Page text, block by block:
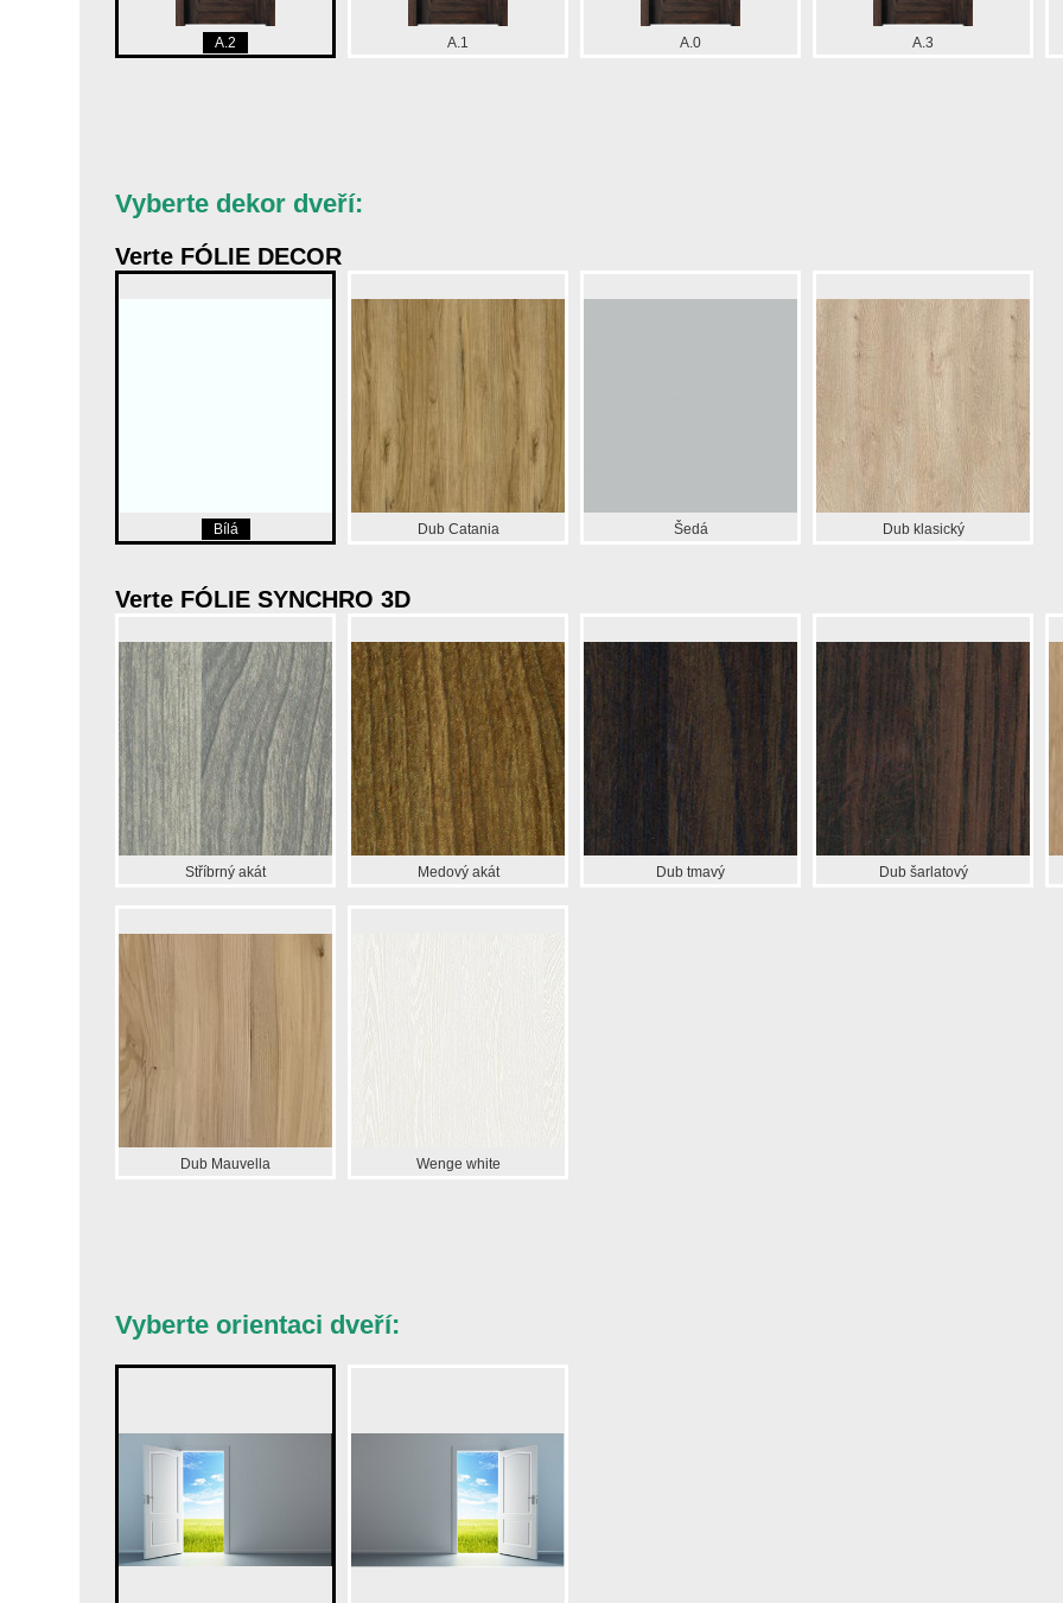
A.2 A.1 A.0 A.3
Vyberte dekor dveří:
Verte FÓLIE DECOR
Bílá Dub Catania Šedá Dub klasický
Verte FÓLIE SYNCHRO 3D
Stříbrný akát Medový akát Dub tmavý Dub šarlatový
Dub Mauvella Wenge white
Vyberte orientaci dveří: